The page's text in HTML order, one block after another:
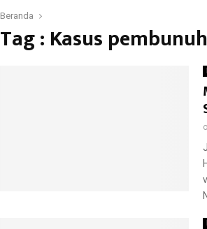
Beranda
Tag : Kasus